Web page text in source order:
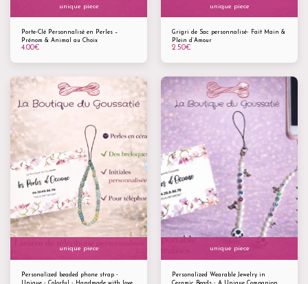
unique piece
Porte-Clé Personnalisé en Perles –
Prénom & Animal au Choix
4.00€
unique piece
Grigri de Sac personnalisé- Fait Main &
Plein d’Amour
2.50€
unique piece
Personalized beaded phone strap -
unique piece
Personalized Wearable Jewelry in